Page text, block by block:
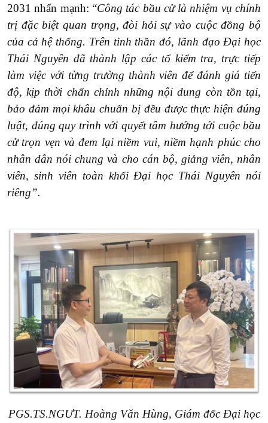
2031 nhấn mạnh: “Công tác bầu cử là nhiệm vụ chính
trị đặc biệt quan trọng, đòi hỏi sự vào cuộc đồng bộ
của cả hệ thống. Trên tinh thần đó, lãnh đạo Đại học
Thái Nguyên đã thành lập các tổ kiểm tra, trực tiếp
làm việc với từng trường thành viên để đánh giá tiến
độ, kịp thời chấn chỉnh những nội dung còn tồn tại,
bảo đảm mọi khâu chuẩn bị đều được thực hiện đúng
luật, đúng quy trình với quyết tâm hướng tới cuộc bầu
cử trọn vẹn và đem lại niềm vui, niềm hạnh phúc cho
nhân dân nói chung và cho cán bộ, giảng viên, nhân
viên, sinh viên toàn khối Đại học Thái Nguyên nói
riêng”.
PGS.TS.NGƯT. Hoàng Văn Hùng, Giám đốc Đại học